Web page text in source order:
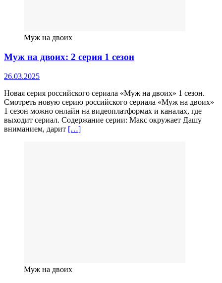
Муж на двоих
Муж на двоих: 2 серия 1 сезон
26.03.2025
Новая серия российского сериала «Муж на двоих» 1 сезон.
Смотреть новую серию российского сериала «Муж на двоих»
1 сезон можно онлайн на видеоплатформах и каналах, где
выходит сериал. Содержание серии: Макс окружает Дашу
вниманием, дарит […]
Муж на двоих